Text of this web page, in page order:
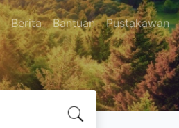
Berita Bantuan Pustakawan